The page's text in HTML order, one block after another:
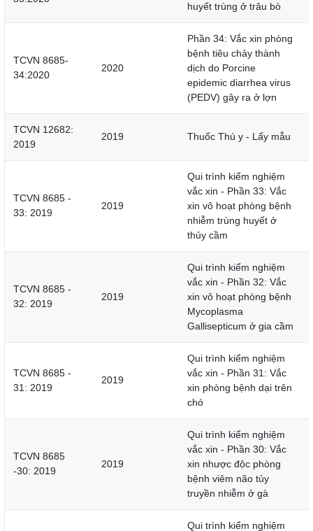
huyết trùng ở trâu bò
TCVN 8685-
34:2020
2020
Phần 34: Vắc xin phòng
bệnh tiêu chảy thành
dịch do Porcine
epidemic diarrhea virus
(PEDV) gây ra ở lợn
TCVN 12682:
2019
2019 Thuốc Thú y - Lấy mẫu
TCVN 8685 -
33: 2019
2019
Qui trình kiểm nghiệm
vắc xin - Phần 33: Vắc
xin vô hoạt phòng bệnh
nhiễm trùng huyết ở
thủy cầm
TCVN 8685 -
32: 2019
2019
Qui trình kiểm nghiệm
vắc xin - Phần 32: Vắc
xin vô hoạt phòng bệnh
Mycoplasma
Gallisepticum ở gia cầm
TCVN 8685 -
31: 2019
2019
Qui trình kiểm nghiệm
vắc xin - Phần 31: Vắc
xin phòng bệnh dại trên
chó
TCVN 8685
-30: 2019
2019
Qui trình kiểm nghiệm
vắc xin - Phần 30: Vắc
xin nhược độc phòng
bệnh viêm não tủy
truyền nhiễm ở gà
Qui trình kiểm nghiệm